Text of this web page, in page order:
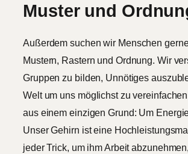
Muster und
Außerdem suchen wir Menschen
Mustern, Rastern und Ordnung. Wir
Gruppen zu bilden, Unnötiges
Welt um uns möglichst zu
aus einem einzigen Grund: Um
Unser Gehirn ist eine
jeder Trick, um ihm Arbeit